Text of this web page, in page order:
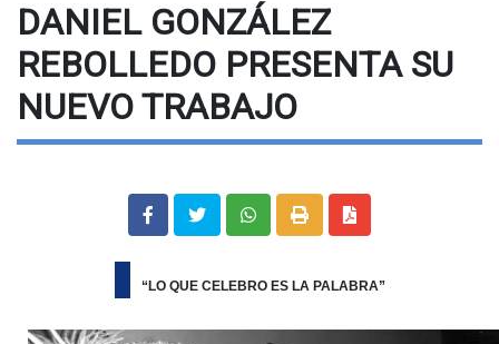
DANIEL GONZÁLEZ
REBOLLEDO PRESENTA SU
NUEVO TRABAJO
“LO QUE CELEBRO ES LA PALABRA”